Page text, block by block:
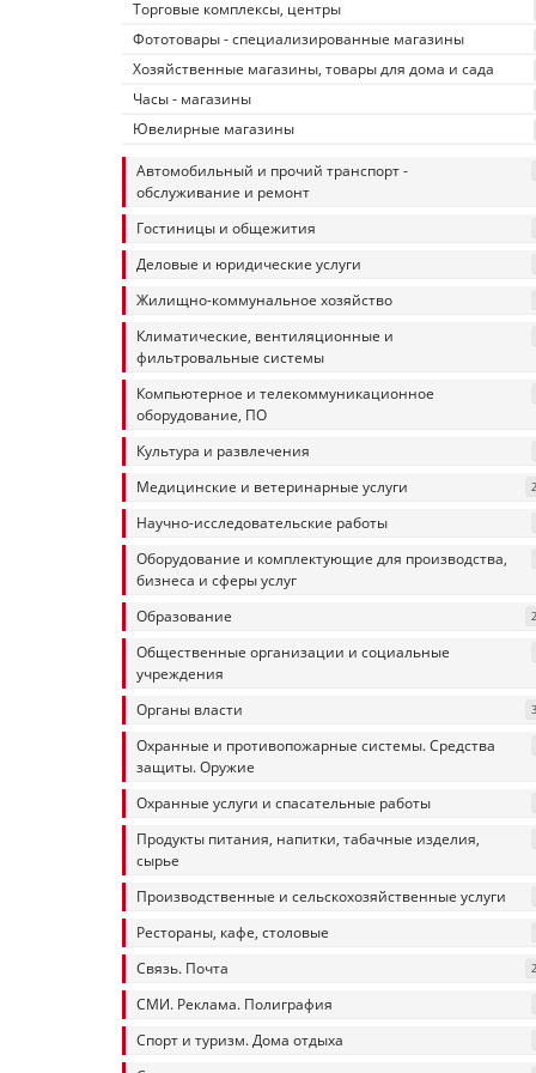
Торговые комплексы, центры
Фототовары - специализированные магазины
Хозяйственные магазины, товары для дома и сада
Часы - магазины
Ювелирные магазины
Автомобильный и прочий транспорт -
обслуживание и ремонт
Гостиницы и общежития
Деловые и юридические услуги
Жилищно-коммунальное хозяйство
Климатические, вентиляционные и
фильтровальные системы
Компьютерное и телекоммуникационное
оборудование, ПО
Культура и развлечения
Медицинские и ветеринарные услуги
Научно-исследовательские работы
Оборудование и комплектующие для производства,
бизнеса и сферы услуг
Образование
Общественные организации и социальные
учреждения
Органы власти
Охранные и противопожарные системы. Средства
защиты. Оружие
Охранные услуги и спасательные работы
Продукты питания, напитки, табачные изделия,
сырье
Производственные и сельскохозяйственные услуги
Рестораны, кафе, столовые
Связь. Почта
СМИ. Реклама. Полиграфия
Спорт и туризм. Дома отдыха